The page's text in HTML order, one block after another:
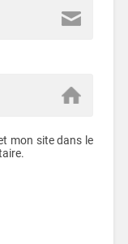
mon site dans le